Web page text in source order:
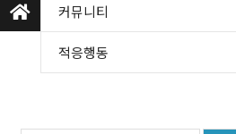
커뮤니티
적응행동